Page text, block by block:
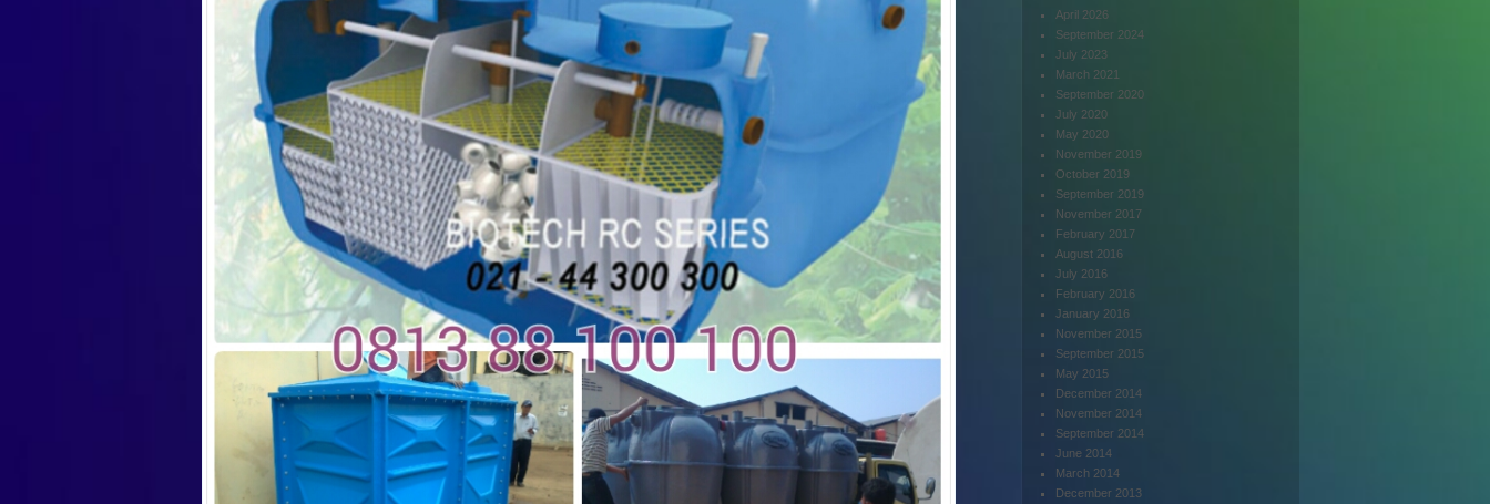
April 2026
September 2024
July 2023
March 2021
September 2020
July 2020
May 2020
November 2019
October 2019
September 2019
November 2017
February 2017
August 2016
July 2016
February 2016
January 2016
November 2015
September 2015
May 2015
December 2014
November 2014
September 2014
June 2014
March 2014
December 2013